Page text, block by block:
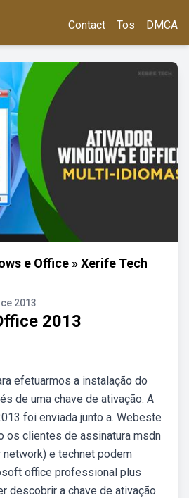
Contact Tos DMCA
e Office » Xerife Tech
2013
2013
efetuarmos a instalação do
de uma chave de ativação. A
foi enviada junto a. Webeste
os clientes de assinatura msdn
e technet podem
office professional plus
descobrir a chave de ativação